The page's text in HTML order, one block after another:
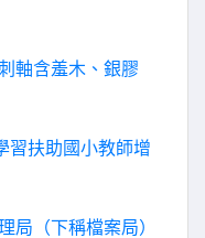
軸含羞木、銀膠
習扶助國小教師增
局（下稱檔案局）